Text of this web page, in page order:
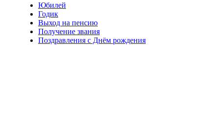
Юбилей
Годик
Выход на пенсию
Получение звания
Поздравления с Днём рождения